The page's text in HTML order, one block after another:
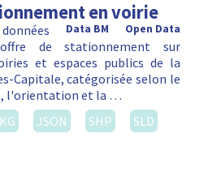
en voirie
Open Data
Data BM
de stationnement sur
et espaces publics de la
Capitale, catégorisée selon le
l'orientation et la …
JSON SHP
SLD